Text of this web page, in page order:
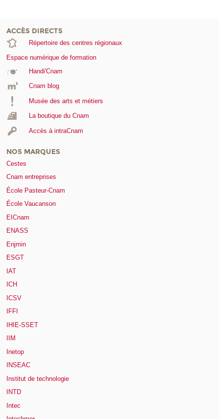
ACCÈS DIRECTS
Répertoire des centres régionaux
Espace numérique de formation
Handi'Cnam
Cnam blog
Musée des arts et métiers
La boutique du Cnam
Accès à intraCnam
NOS MARQUES
Cestes
Cnam entreprises
École Pasteur-Cnam
École Vaucanson
EICnam
ENASS
Enjmin
ESGT
IAT
ICH
ICSV
IFFI
IHIE-SSET
IIM
Inetop
INSEAC
Institut de technologie
INTD
Intec